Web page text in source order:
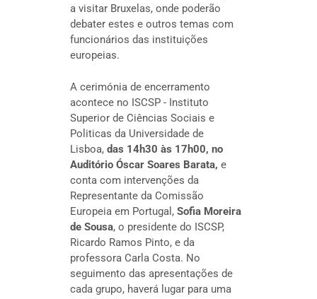
a visitar Bruxelas, onde poderão
debater estes e outros temas com
funcionários das instituições
europeias.
A cerimónia de encerramento
acontece no ISCSP - Instituto
Superior de Ciências Sociais e
Politicas da Universidade de
Lisboa, das 14h30 às 17h00, no
Auditório Óscar Soares Barata, e
conta com intervenções da
Representante da Comissão
Europeia em Portugal, Sofia Moreira
de Sousa, o presidente do ISCSP,
Ricardo Ramos Pinto, e da
professora Carla Costa. No
seguimento das apresentações de
cada grupo, haverá lugar para uma